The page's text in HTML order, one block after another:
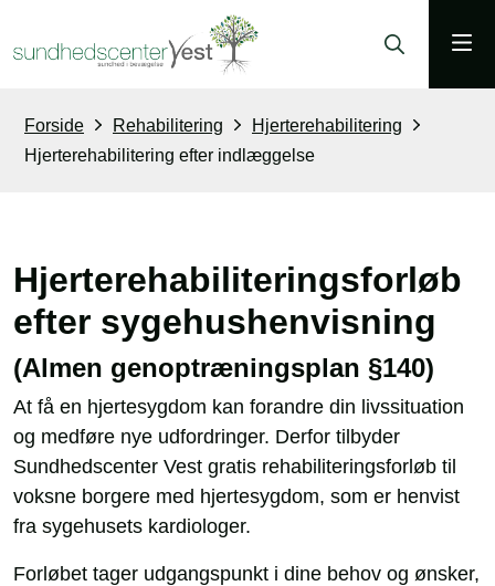
Forside Rehabilitering
Hjerterehabilitering
Hjerterehabilitering efter indlæggelse
Hjerterehabiliteringsforløb
efter sygehushenvisning
(Almen genoptræningsplan §140)
At få en hjertesygdom kan forandre din livssituation
og medføre nye udfordringer. Derfor tilbyder
Sundhedscenter Vest gratis rehabiliteringsforløb til
voksne borgere med hjertesygdom, som er henvist
fra sygehusets kardiologer.
Forløbet tager udgangspunkt i dine behov og ønsker,